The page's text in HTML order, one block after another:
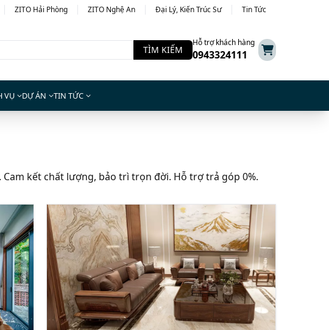
ZITO Hải Phòng ZITO Nghệ An Đại Lý, Kiến Trúc Sư Tin Tức
TÌM KIẾM
Hỗ trợ khách hàng
0943324111
VỤ DỰ ÁN TIN TỨC
kết chất lượng, bảo trì trọn đời. Hỗ trợ trả góp 0%.